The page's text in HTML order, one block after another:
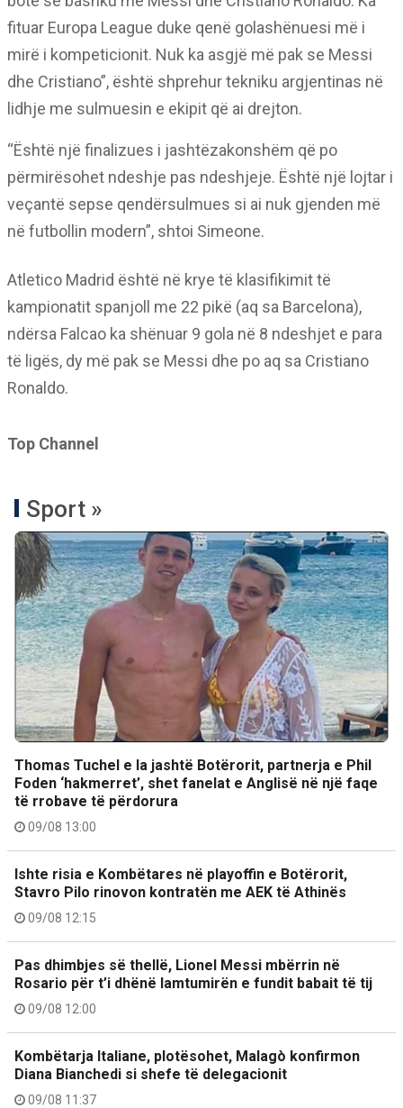
fituar Europa League duke qenë golashënuesi më i
mirë i kompeticionit. Nuk ka asgjë më pak se Messi
dhe Cristiano”, është shprehur tekniku argjentinas në
lidhje me sulmuesin e ekipit që ai drejton.
“Është një finalizues i jashtëzakonshëm që po
përmirësohet ndeshje pas ndeshjeje. Është një lojtar i
veçantë sepse qendërsulmues si ai nuk gjenden më
në futbollin modern”, shtoi Simeone.
Atletico Madrid është në krye të klasifikimit të
kampionatit spanjoll me 22 pikë (aq sa Barcelona),
ndërsa Falcao ka shënuar 9 gola në 8 ndeshjet e para
të ligës, dy më pak se Messi dhe po aq sa Cristiano
Ronaldo.
Top Channel
Sport »
Thomas Tuchel e la jashtë Botërorit, partnerja e Phil
Foden ‘hakmerret’, shet fanelat e Anglisë në një faqe
të rrobave të përdorura
09/08 13:00
Ishte risia e Kombëtares në playoffin e Botërorit,
Stavro Pilo rinovon kontratën me AEK të Athinës
09/08 12:15
Pas dhimbjes së thellë, Lionel Messi mbërrin në
Rosario për t’i dhënë lamtumirën e fundit babait të tij
09/08 12:00
Kombëtarja Italiane, plotësohet, Malagò konfirmon
Diana Bianchedi si shefe të delegacionit
09/08 11:37